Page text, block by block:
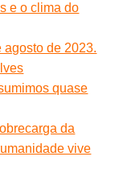
e o clima do
agosto de 2023.
quase
da
vive